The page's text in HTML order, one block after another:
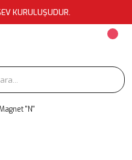
KURULUŞUDUR.